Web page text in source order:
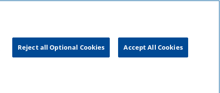
Reject all Optional Cookies Accept All Cookies